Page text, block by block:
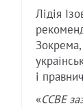
Лідія
і
«CCBE